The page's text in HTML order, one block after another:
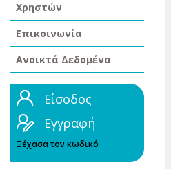
Χρηστών
Επικοινωνία
Ανοικτά Δεδομένα
Είσοδος
Εγγραφή
Ξέχασα τον κωδικό